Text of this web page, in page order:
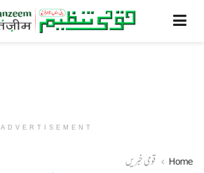
ADVERTISEMENT
Home قومی خبریں